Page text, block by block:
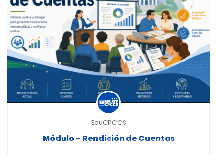
EduCPCCS
Módulo – Rendición de Cuentas